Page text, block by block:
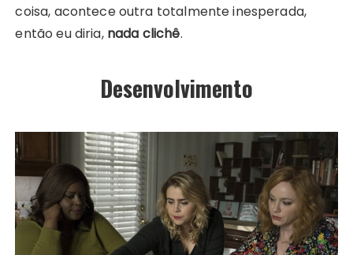
coisa, acontece outra totalmente inesperada,
então eu diria, nada clichê.
Desenvolvimento